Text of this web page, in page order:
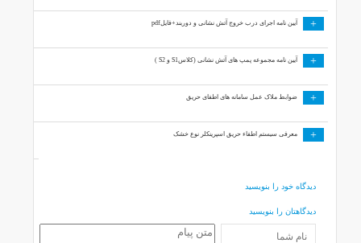
+ آیین نامه اجرای درب خروج آتش نشانی و دوربند+فایلpdf
+ آیین نامه مجموعه پمپ های آتش نشانی (کلاسS1 و S2 )
+ ضوابط ملاک عمل سامانه های اطفای حریق
+ معرفی سیستم اطفاء حریق اسپرینکلر نوع خشک
دیدگاه خود را بنویسید
دیدگاهتان را بنویسید